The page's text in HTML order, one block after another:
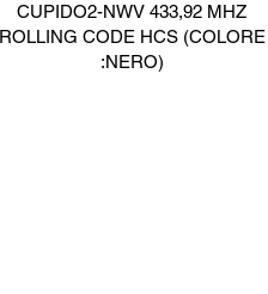
CUPIDO2-NWV 433,92 MHZ
ROLLING CODE HCS (COLORE
:NERO)